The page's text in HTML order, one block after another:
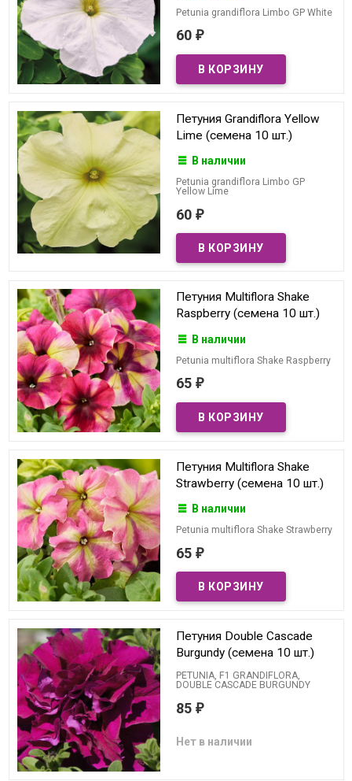
Petunia grandiflora Limbo GP White
60 ₽
Петуния Grandiflora Yellow
Lime (семена 10 шт.)
В наличии
Petunia grandiflora Limbo GP
Yellow Lime
60 ₽
Петуния Multiflora Shake
Raspberry (семена 10 шт.)
В наличии
Petunia multiflora Shake Raspberry
65 ₽
Петуния Multiflora Shake
Strawberry (семена 10 шт.)
В наличии
Petunia multiflora Shake Strawberry
65 ₽
Петуния Double Cascade
Burgundy (семена 10 шт.)
PETUNIA, F1 GRANDIFLORA,
DOUBLE CASCADE BURGUNDY
85 ₽
Нет в наличии